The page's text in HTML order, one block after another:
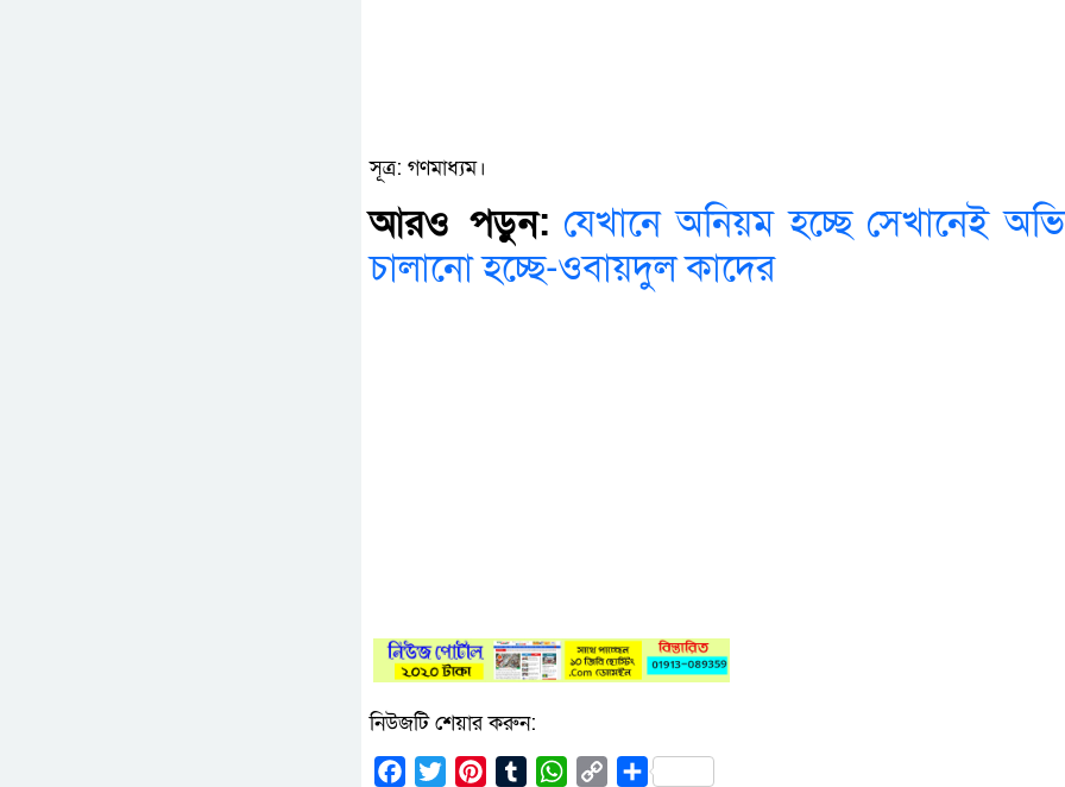
সূত্র: গণমাধ্যম।
আরও পড়ুন: যেখানে অনিয়ম হচ্ছে সেখানেই
চালানো হচ্ছে-ওবায়দুল কাদের
নিউজটি শেয়ার করুন:
Facebook
Twitter PinterestTumblrWhatsApp
CopyShare